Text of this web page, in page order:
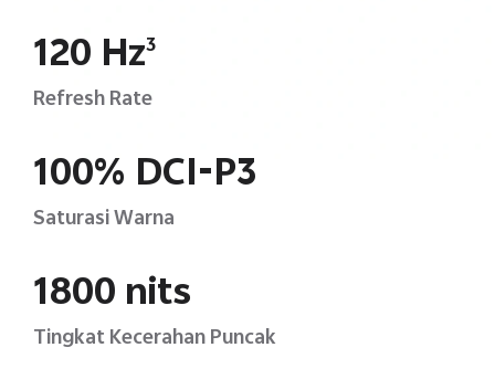
120 Hz3
Refresh Rate
100% DCI-P3
Saturasi Warna
1800 nits
Tingkat Kecerahan Puncak